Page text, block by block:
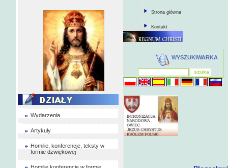
Wydarzenia
Artykuły
Homilie, konferencje, teksty w
formie dzwiękowej
Strona główna
Kontakt
WYSZUKIWARKA